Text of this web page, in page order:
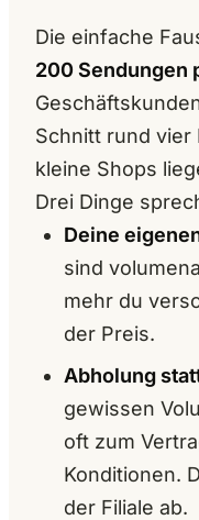
Die einfache
200 Sendungen
Schnitt rund vier
kleine Shops
Drei Dinge
Deine
sind
mehr du
der Preis.
Abholung
gewissen
oft zum
Konditionen.
der Filiale ab.